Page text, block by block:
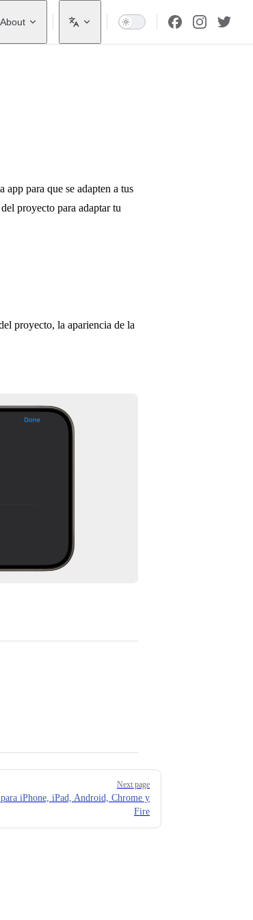
About
para que se adapten a tus
proyecto para adaptar tu
proyecto, la apariencia de la
Next page
iPhone, iPad, Android, Chrome y
Fire